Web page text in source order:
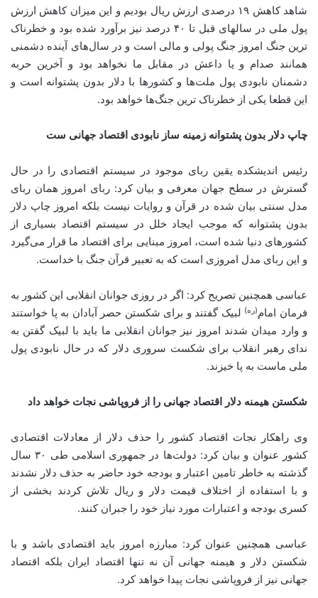
شاهد کاهش ۱۹ درصدی ارزش ریال بودیم و این میزان کاهش ارزش
پول ملی در سالهای قبل تا ۴۰ درصد نیز برآورد شده بود و خطرناک
ترین جنگ امروز جنگ پولی و مالی است و در سال‌های آینده دشمنی
همانند صدام و یا داعش در مقابل ما نخواهد بود و آخرین حربه
دشمنان نابودی پول ملت‌ها و کشورها با دلار بدون پشتوانه است و
این قطعا یکی از خطرناک ترین جنگ‌ها خواهد بود.
چاپ دلار بدون پشتوانه زمینه ساز نابودی اقتصاد جهانی ست
رئیس اندیشکده یقین ربای موجود در سیستم اقتصادی را در حال
گسترش در سطح جهان معرفی و بیان کرد: ربای امروز همان ربای
مدل سنتی بیان شده در قرآن و روایات نیست بلکه امروز چاپ دلار
بدون پشتوانه که موجب ایجاد خلل در سیستم اقتصاد بسیاری از
کشورهای دنیا شده است، امروز مبنایی برای اقتصاد ما قرار می‌گیرد
و این ربای مدل امروزی است که به تعبیر قرآن جنگ با خداست.
عباسی همچنین تصریح کرد: اگر در روزی جوانان انقلابی این کشور به
فرمان امام(ره) لبیک گفتند و برای شکستن حصر آبادان به پا خواستند
و وارد میدان شدند امروز نیز جوانان انقلابی ما باید با لبیک گفتن به
ندای رهبر انقلاب برای شکست سروری دلار که در حال نابودی پول
ملی ماست به پا خیزند.
شکستن هیمنه دلار اقتصاد جهانی را از فروپاشی نجات خواهد داد
وی راهکار نجات اقتصاد کشور را حذف دلار از معادلات اقتصادی
کشور عنوان و بیان کرد: دولت‌ها در جمهوری اسلامی طی ۳۰ سال
گذشته به خاطر تامین اعتبار و بودجه خود حاضر به حذف دلار نشدند
و با استفاده از اختلاف قیمت دلار و ریال تلاش کردند بخشی از
کسری بودجه و اعتبارات مورد نیاز خود را جبران کنند.
عباسی همچنین عنوان کرد: مبارزه امروز باید اقتصادی باشد و با
شکستن دلار و هیمنه جهانی آن نه تنها اقتصاد ایران بلکه اقتصاد
جهانی نیز از فروپاشی نجات پیدا خواهد کرد.